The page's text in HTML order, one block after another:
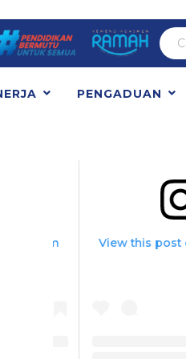
PENGADUAN
MEDIA SOSIAL
View this post on